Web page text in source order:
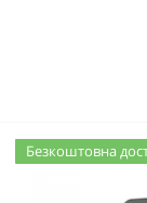
Безкоштовна